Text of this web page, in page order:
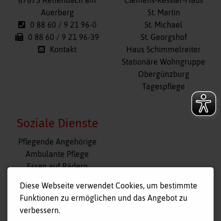
Auerberg
0 88 60 / 9 21 96-0
0 88 60 / 9 21 96-39
Kontakt
St. Martin
St. Michael
St. Georgshof
Haus Schimmelreiter
Stationäre Wohngruppe
Obergünzburg
Tagespflege
Soziale Dienste
Navigation
überspringen
Pflegende Angehörige
Ambulante Pflege
Essen auf Rädern
Tagespflege
Hausnotruf
Diese Webseite verwendet Cookies, um bestimmte
Funktionen zu ermöglichen und das Angebot zu
verbessern.